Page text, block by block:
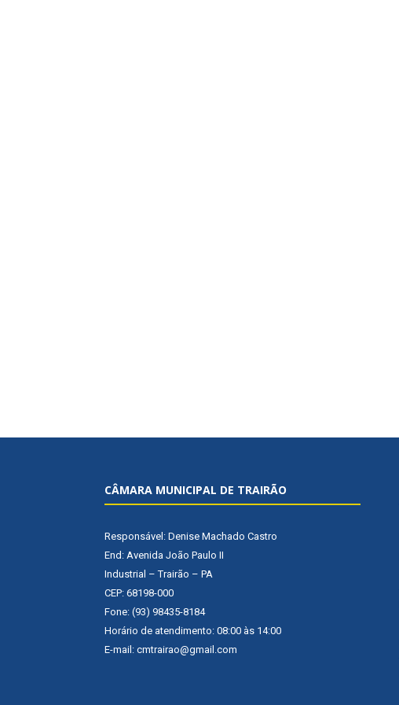
CÂMARA MUNICIPAL DE TRAIRÃO
Responsável: Denise Machado Castro
End: Avenida João Paulo II
Industrial – Trairão – PA
CEP: 68198-000
Fone: (93) 98435-8184
Horário de atendimento: 08:00 às 14:00
E-mail: cmtrairao@gmail.com